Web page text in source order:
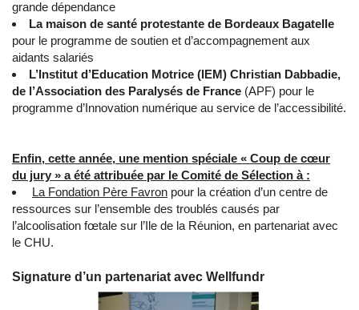
grande dépendance
La maison de santé protestante de Bordeaux Bagatelle
pour le programme de soutien et d’accompagnement aux
aidants salariés
L’Institut d’Education Motrice (IEM) Christian Dabbadie,
de l’Association des Paralysés de France (APF) pour le
programme d’Innovation numérique au service de l’accessibilité.
Enfin, cette année, une mention spéciale « Coup de cœur
du jury » a été attribuée par le Comité de Sélection à :
La Fondation Père Favron pour la création d’un centre de
ressources sur l’ensemble des troublés causés par
l’alcoolisation fœtale sur l’Ile de la Réunion, en partenariat avec
le CHU.
Signature d’un partenariat avec Wellfundr